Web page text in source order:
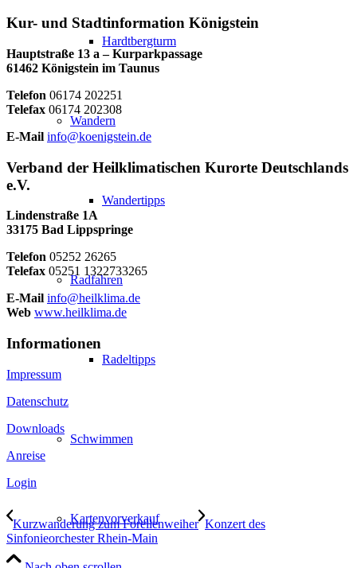
Hardtbergturm
Wandern
Wandertipps
Radfahren
Radeltipps
Schwimmen
Kartenvorverkauf
Kur- und Stadtinformation Königstein
Hauptstraße 13 a – Kurparkpassage
61462 Königstein im Taunus
Telefon 06174 202251
Telefax 06174 202308
E-Mail info@koenigstein.de
Verband der Heilklimatischen Kurorte Deutschlands
e.V.
Lindenstraße 1A
33175 Bad Lippspringe
Telefon 05252 26265
Telefax 05251 1322733265
E-Mail info@heilklima.de
Web www.heilklima.de
Informationen
Impressum
Datenschutz
Downloads
Anreise
Login
Kurzwanderung zum Forellenweiher Konzert des
Sinfonieorchester Rhein-Main